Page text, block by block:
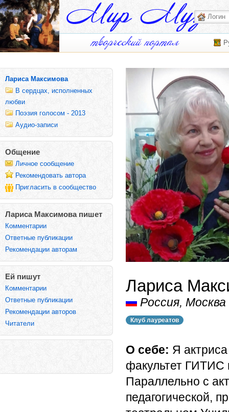
Лариса Максимова
В сердцах, исполненных
любви
Поэзия голосом - 2013
Аудио-записи
Общение
Личное сообщение
Рекомендовать автора
Пригласить в сообщество
Лариса Максимова пишет
Комментарии
Ответные публикации
Рекомендации авторам
Ей пишут
Комментарии
Ответные публикации
Рекомендации авторов
Читатели
Лариса
Россия, Москва
Клуб лауреатов
О себе: Я
факультет ГИТИС
Параллельно с
педагогической,